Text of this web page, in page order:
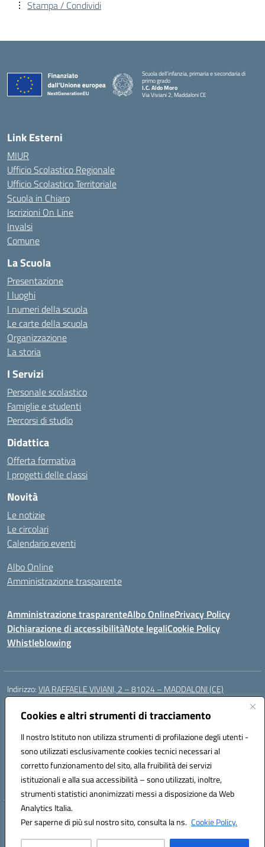
Cookies e altri strumenti di tracciamento
Il nostro Istituto non utilizza strumenti di profilazione degli utenti -
sono utilizzati esclusivamente cookies tecnici necessari al
corretto funzionamento del sito, alla fruibilità dei servizi
istituzionali e alla sua accessibilità – sono utilizzati, inoltre,
strumenti statistici anonimizzati messi a disposizione da Web
Analytics Italia.
Per saperne di più sul nostro sito, consulta la ns. Cookie Policy.
Stampa / Condividi
Scuola dell’infanzia, primaria e secondaria di
primo grado
I.C. Aldo Moro
Via Viviani 2, Maddaloni CE
Link Esterni
MIUR
Ufficio Scolastico Regionale
Ufficio Scolastico Territoriale
Scuola in Chiaro
Iscrizioni On Line
Invalsi
Comune
La Scuola
Presentazione
I luoghi
I numeri della scuola
Le carte della scuola
Organizzazione
La storia
I Servizi
Personale scolastico
Famiglie e studenti
Percorsi di studio
Didattica
Offerta formativa
I progetti delle classi
Novità
Le notizie
Le circolari
Calendario eventi
Albo Online
Amministrazione trasparente
Amministrazione trasparenteAlbo OnlinePrivacy Policy
Dichiarazione di accessibilitàNote legaliCookie Policy
Whistleblowing
Indirizzo:VIA RAFFAELE VIVIANI, 2 – 81024 – MADDALONI (CE)
Centralino:
Posta elettronica certificata (PEC):ceic8av00r@pec.istruzione.it
Codice fiscale: 93086020612
Codice meccanografico:CEIC8AV00R
Codice Indice delle Pubbliche Amministrazioni (IPA): icamm
Codice unico di fatturazione (CUF): UF8WE6
Hosting & Powered by 3D Solution S.r.l.
Concept & Design by Designers Italia